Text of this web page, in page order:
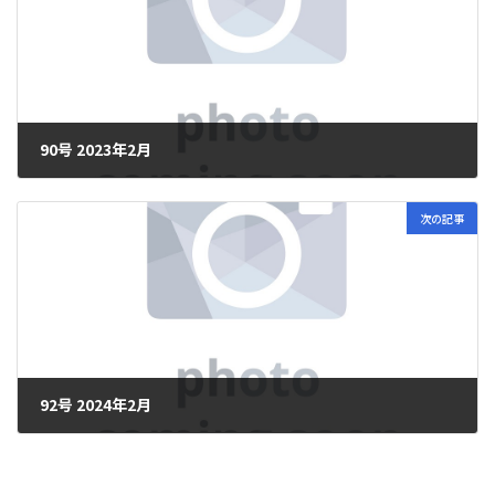
90号 2023年2月
2024年7月23日
次の記事
92号 2024年2月
2024年8月24日